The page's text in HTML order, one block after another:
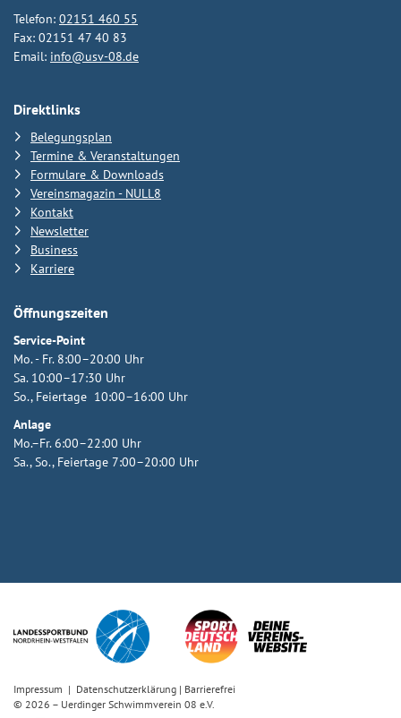
Telefon: 02151 460 55
Fax: 02151 47 40 83
Email: info@usv-08.de
Direktlinks
Belegungsplan
Termine & Veranstaltungen
Formulare & Downloads
Vereinsmagazin - NULL8
Kontakt
Newsletter
Business
Karriere
Öffnungszeiten
Service-Point
Mo. - Fr. 8:00–20:00 Uhr
Sa. 10:00–17:30 Uhr
So., Feiertage 10:00–16:00 Uhr
Anlage
Mo.–Fr. 6:00–22:00 Uhr
Sa., So., Feiertage 7:00–20:00 Uhr
Impressum | Datenschutzerklärung | Barrierefrei
© 2026 – Uerdinger Schwimmverein 08 e.V.